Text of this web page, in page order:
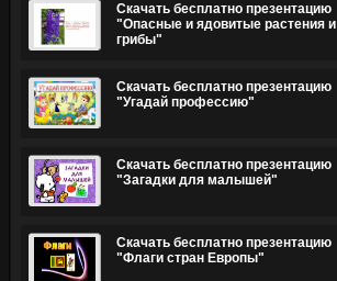
Скачать бесплатно презентацию
"Опасные и ядовитые растения и
грибы"
Скачать бесплатно презентацию
"Угадай профессию"
Скачать бесплатно презентацию
"Загадки для малышей"
Скачать бесплатно презентацию
"Флаги стран Европы"